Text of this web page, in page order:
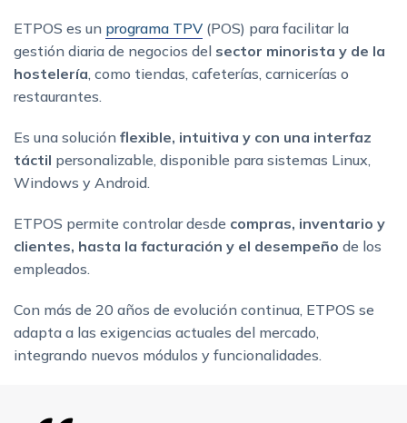
ETPOS es un programa TPV (POS) para facilitar la
gestión diaria de negocios del sector minorista y de la
hostelería, como tiendas, cafeterías, carnicerías o
restaurantes.
Es una solución flexible, intuitiva y con una interfaz
táctil personalizable, disponible para sistemas Linux,
Windows y Android.
ETPOS permite controlar desde compras, inventario y
clientes, hasta la facturación y el desempeño de los
empleados.
Con más de 20 años de evolución continua, ETPOS se
adapta a las exigencias actuales del mercado,
integrando nuevos módulos y funcionalidades.